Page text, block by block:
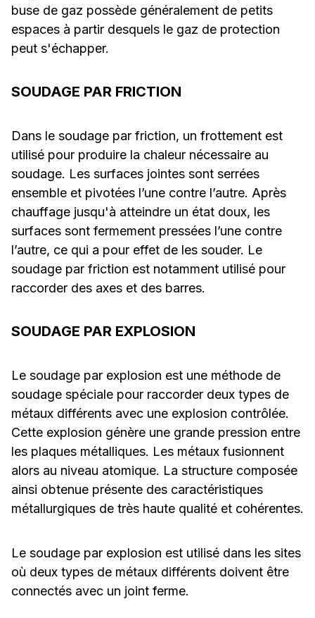
buse de gaz possède généralement de petits
espaces à partir desquels le gaz de protection
peut s'échapper.
SOUDAGE PAR FRICTION
Dans le soudage par friction, un frottement est
utilisé pour produire la chaleur nécessaire au
soudage. Les surfaces jointes sont serrées
ensemble et pivotées l’une contre l’autre. Après
chauffage jusqu'à atteindre un état doux, les
surfaces sont fermement pressées l’une contre
l’autre, ce qui a pour effet de les souder. Le
soudage par friction est notamment utilisé pour
raccorder des axes et des barres.
SOUDAGE PAR EXPLOSION
Le soudage par explosion est une méthode de
soudage spéciale pour raccorder deux types de
métaux différents avec une explosion contrôlée.
Cette explosion génère une grande pression entre
les plaques métalliques. Les métaux fusionnent
alors au niveau atomique. La structure composée
ainsi obtenue présente des caractéristiques
métallurgiques de très haute qualité et cohérentes.
Le soudage par explosion est utilisé dans les sites
où deux types de métaux différents doivent être
connectés avec un joint ferme.